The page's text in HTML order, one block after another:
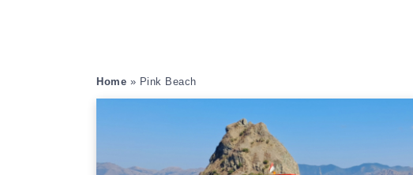
Home » Pink Beach